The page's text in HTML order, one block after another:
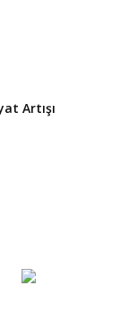
Artışı